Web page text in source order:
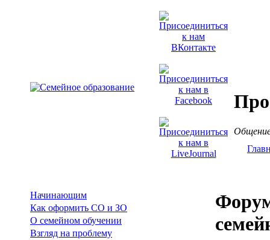
Начинающим
Как оформить СО и ЗО
О семейном обучении
Взгляд на проблему